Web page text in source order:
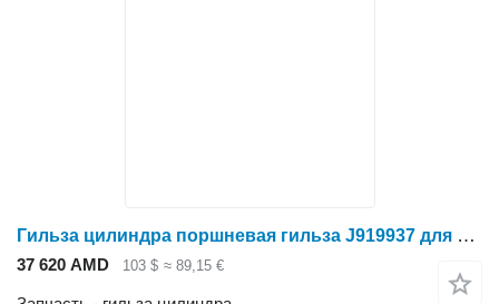
Гильза цилиндра поршневая гильза J919937 для зерноуборочного комбайна Case IH 2166,2366,2388
37 620 AMD 103 $ ≈ 89,15 €